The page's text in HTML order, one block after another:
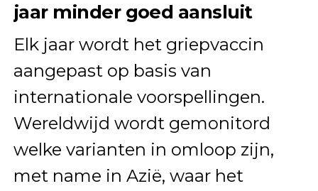
jaar minder goed aansluit
Elk jaar wordt het griepvaccin
aangepast op basis van
internationale voorspellingen.
Wereldwijd wordt gemonitord
welke varianten in omloop zijn,
met name in Azië, waar het